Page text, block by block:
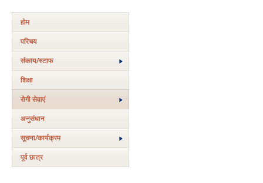
होम
परिचय
संकाय/स्‍टाफ
शिक्षा
रोगी सेवाएं
अनुसंधान
सूचना/कार्यक्रम
पूर्व छात्र